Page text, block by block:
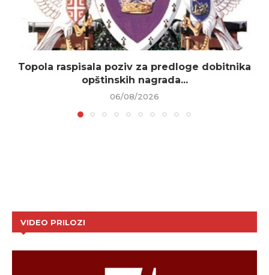
Topola raspisala poziv za predloge dobitnika
opštinskih nagrada...
06/08/2026
VIDEO PRILOZI